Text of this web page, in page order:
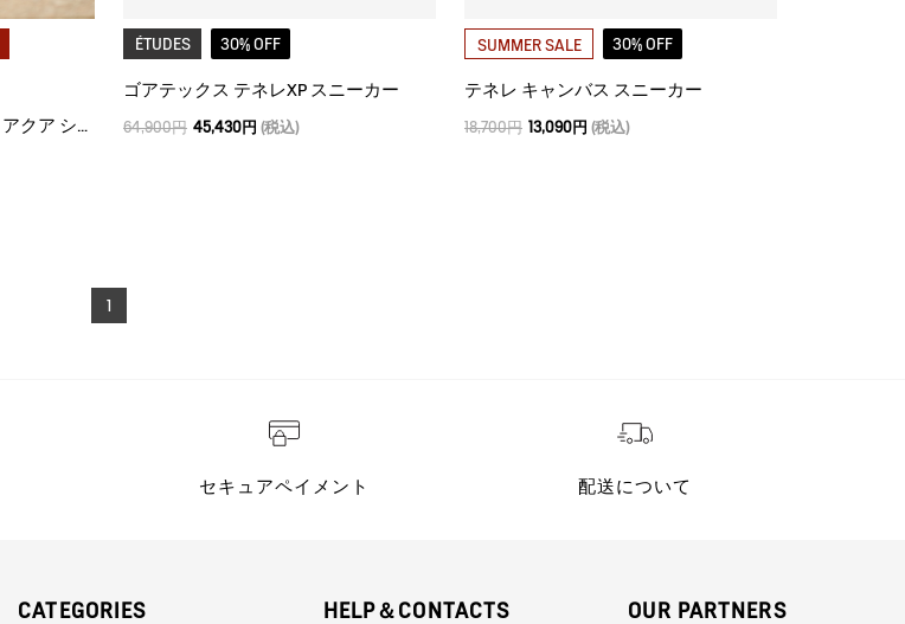
ユニセックス テレキックス アクア シューズ
ÉTUDES 30% OFF
ゴアテックス テネレXP スニーカー
64,900円 45,430円 (税込)
SUMMER SALE 30% OFF
テネレ キャンバス スニーカー
18,700円 13,090円 (税込)
1
セキュアペイメント 配送について
CATEGORIES HELP＆CONTACTS OUR PARTNERS